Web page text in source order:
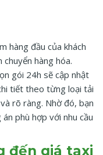
hàng đầu của khách
chuyển hàng hóa.
gói 24h sẽ cập nhật
tiết theo từng loại tải
rõ ràng. Nhờ đó, bạn
phù hợp với nhu cầu
đến giá taxi